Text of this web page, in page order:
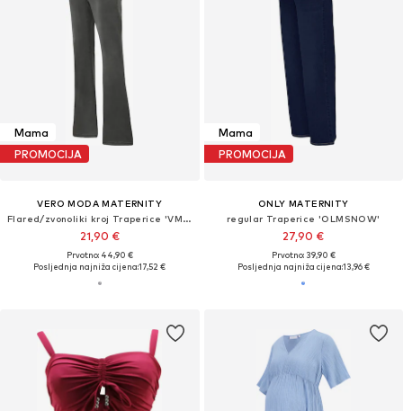
Mama
PROMOCIJA
VERO MODA MATERNITY
Flared/zvonoliki kroj Traperice 'VMMTANYA'
21,90 €
Prvotno: 44,90 €
Posljednja najniža cijena:17,52 €
Mama
PROMOCIJA
ONLY MATERNITY
regular Traperice 'OLMSNOW'
27,90 €
Prvotno: 39,90 €
Posljednja najniža cijena:13,96 €